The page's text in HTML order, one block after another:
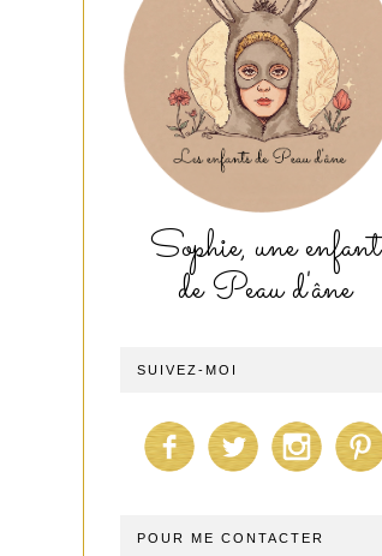
Sophie, une enfant
de Peau d'âne
SUIVEZ-MOI
POUR ME CONTACTER